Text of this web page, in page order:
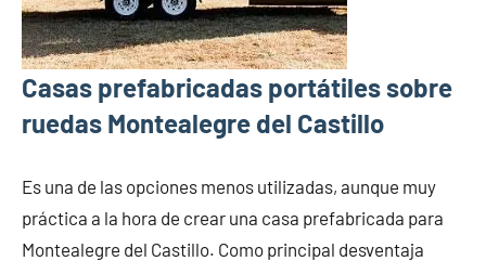
Casas prefabricadas portátiles sobre
ruedas Montealegre del Castillo
Es una de las opciones menos utilizadas, aunque muy
práctica a la hora de crear una casa prefabricada para
Montealegre del Castillo. Como principal desventaja